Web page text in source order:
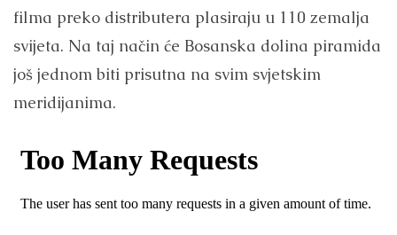
filma preko distributera plasiraju u 110 zemalja
svijeta. Na taj način će Bosanska dolina piramida
još jednom biti prisutna na svim svjetskim
meridijanima.